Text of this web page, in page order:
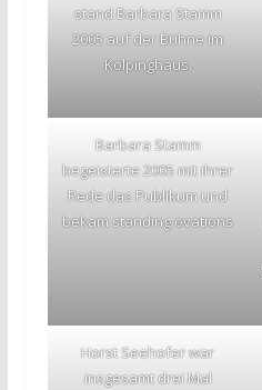
stand Barbara Stamm
2005 auf der Bühne im
Kolpinghaus.
Barbara Stamm
begeisterte 2005 mit ihrer
Rede das Publikum und
bekam standing ovations
Horst Seehofer war
insgesamt drei Mal